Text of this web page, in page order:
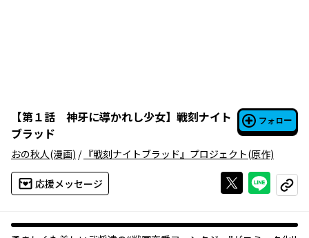
【第１話 神牙に導かれし少女】 戦刻ナイト
ブラッド
フォロー
おの秋人(漫画) / 『戦刻ナイトブラッド』プロジェクト(原作)
応援メッセージ Xで投稿する
ライン
コピー